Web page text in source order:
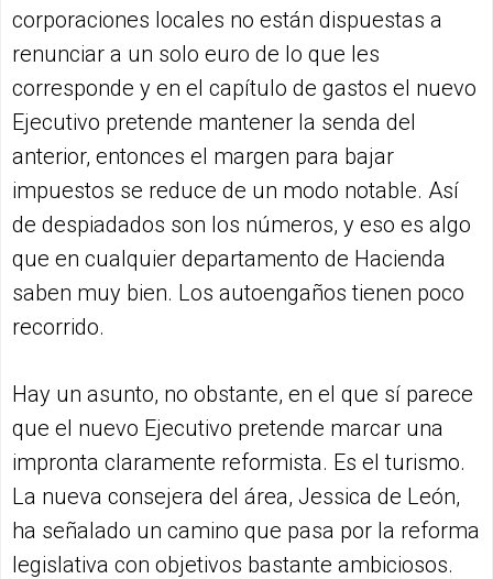
corporaciones locales no están dispuestas a
renunciar a un solo euro de lo que les
corresponde y en el capítulo de gastos el nuevo
Ejecutivo pretende mantener la senda del
anterior, entonces el margen para bajar
impuestos se reduce de un modo notable. Así
de despiadados son los números, y eso es algo
que en cualquier departamento de Hacienda
saben muy bien. Los autoengaños tienen poco
recorrido.
Hay un asunto, no obstante, en el que sí parece
que el nuevo Ejecutivo pretende marcar una
impronta claramente reformista. Es el turismo.
La nueva consejera del área, Jessica de León,
ha señalado un camino que pasa por la reforma
legislativa con objetivos bastante ambiciosos.